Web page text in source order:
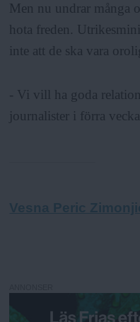
Men nu undrar många
hota freden.
inte att de ska vara
- Vi vill ha goda
journalister i förra
Vesna Peric